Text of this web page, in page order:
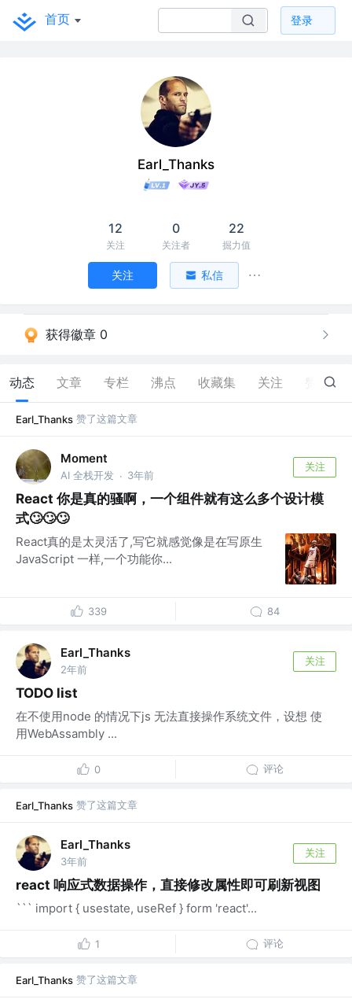
首页 登录
Earl_Thanks
12
关注
0
关注者
22
掘力值
关注 私信
获得徽章 0
动态 文章 专栏 沸点 收藏集 关注 13
Earl_Thanks 赞了这篇文章
Moment
AI 全栈开发 · 3年前
关注
React 你是真的骚啊，一个组件就有这么多个设计模
式🙄🙄🙄
React真的是太灵活了,写它就感觉像是在写原生
JavaScript 一样,一个功能你...
339 84
Earl_Thanks
2年前
关注
TODO list
在不使用node 的情况下js 无法直接操作系统文件，设想 使
用WebAssambly ...
0 评论
Earl_Thanks 赞了这篇文章
Earl_Thanks
3年前
关注
react 响应式数据操作，直接修改属性即可刷新视图
``` import { usestate, useRef } form 'react'...
1 评论
Earl_Thanks 赞了这篇文章